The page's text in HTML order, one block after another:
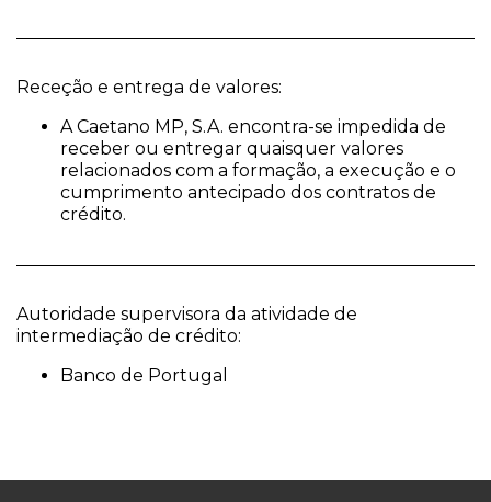
Receção e entrega de valores:
A Caetano MP, S.A. encontra-se impedida de
receber ou entregar quaisquer valores
relacionados com a formação, a execução e o
cumprimento antecipado dos contratos de
crédito.
Autoridade supervisora da atividade de
intermediação de crédito:
Banco de Portugal